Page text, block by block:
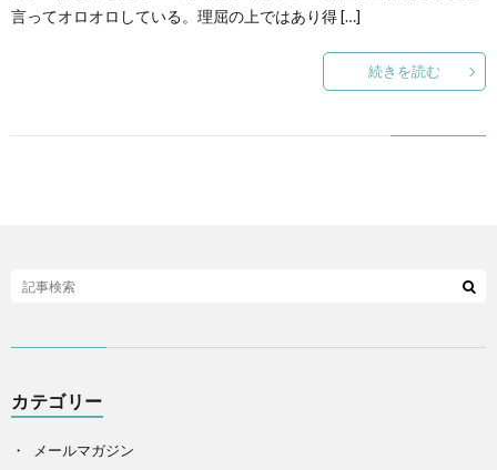
言ってオロオロしている。理屈の上ではあり得 […]
続きを読む
カテゴリー
メールマガジン